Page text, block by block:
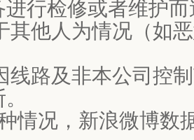
行检修或者维护
他人为情况（如恶
路及非本公司控制
况，新浪微博数